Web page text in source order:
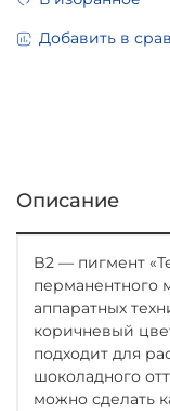
Добавить в
Описание
B2 — пигмент
перманентного
аппаратных
коричневый
подходит для
шоколадного
можно сделать